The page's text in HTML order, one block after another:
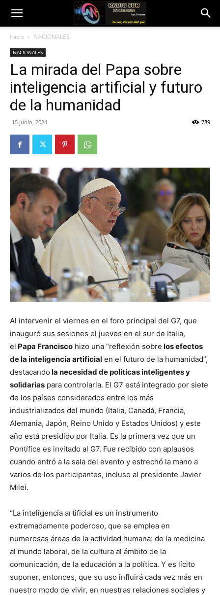
Inicio NACIONALES
NACIONALES
La mirada del Papa sobre
inteligencia artificial y futuro
de la humanidad
15 junio, 2024 789
Al intervenir el viernes en el foro principal del G7, que
inauguró sus sesiones el jueves en el sur de Italia,
el Papa Francisco hizo una “reflexión sobre los efectos
de la inteligencia artificial en el futuro de la humanidad”,
destacando la necesidad de políticas inteligentes y
solidarias para controlarla. El G7 está integrado por siete
de los países considerados entre los más
industrializados del mundo (Italia, Canadá, Francia,
Alemania, Japón, Reino Unido y Estados Unidos) y este
año está presidido por Italia. Es la primera vez que un
Pontífice es invitado al G7. Fue recibido con aplausos
cuando entró a la sala del evento y estrechó la mano a
varios de los participantes, incluso al presidente Javier
Milei.
“La inteligencia artificial es un instrumento
extremadamente poderoso, que se emplea en
numerosas áreas de la actividad humana: de la medicina
al mundo laboral, de la cultura al ámbito de la
comunicación, de la educación a la política. Y es lícito
suponer, entonces, que su uso influirá cada vez más en
nuestro modo de vivir, en nuestras relaciones sociales y